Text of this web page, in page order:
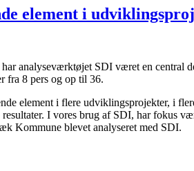
element i
analyseværktøjet SDI været en central
fra 8 pers og op til 36.
element i flere udviklingsprojekter, i
resultater. I vores brug af SDI, har fokus
Kommune blevet analyseret med SDI.